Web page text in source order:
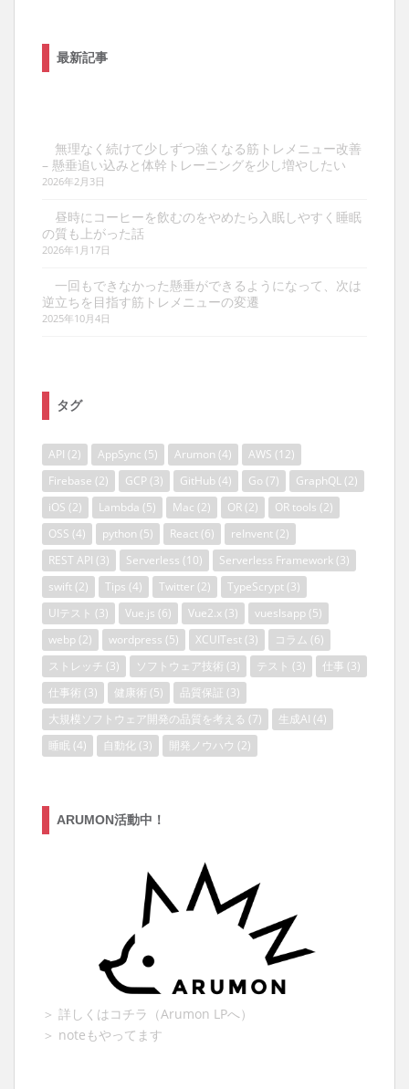
最新記事
無理なく続けて少しずつ強くなる筋トレメニュー改善
– 懸垂追い込みと体幹トレーニングを少し増やしたい
2026年2月3日
昼時にコーヒーを飲むのをやめたら入眠しやすく睡眠
の質も上がった話
2026年1月17日
一回もできなかった懸垂ができるようになって、次は
逆立ちを目指す筋トレメニューの変遷
2025年10月4日
タグ
API (2) AppSync (5) Arumon (4) AWS (12)
Firebase (2) GCP (3) GitHub (4) Go (7) GraphQL (2)
iOS (2) Lambda (5) Mac (2) OR (2) OR tools (2)
OSS (4) python (5) React (6) reInvent (2)
REST API (3) Serverless (10) Serverless Framework (3)
swift (2) Tips (4) Twitter (2) TypeScrypt (3)
UIテスト (3) Vue.js (6) Vue2.x (3) vueslsapp (5)
webp (2) wordpress (5) XCUITest (3) コラム (6)
ストレッチ (3) ソフトウェア技術 (3) テスト (3) 仕事 (3)
仕事術 (3) 健康術 (5) 品質保証 (3)
大規模ソフトウェア開発の品質を考える (7) 生成AI (4)
睡眠 (4) 自動化 (3) 開発ノウハウ (2)
ARUMON活動中！
＞ 詳しくはコチラ（Arumon LPへ）
＞ noteもやってます